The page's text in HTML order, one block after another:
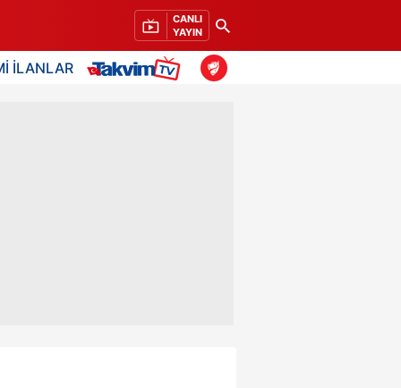
CANLI
YAYIN
İLANLAR